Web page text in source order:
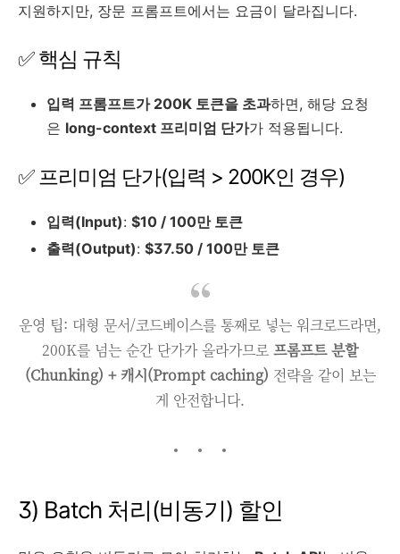
지원하지만, 장문 프롬프트에서는 요금이 달라집니다.
✅ 핵심 규칙
입력 프롬프트가 200K 토큰을 초과하면, 해당 요청
은 long-context 프리미엄 단가가 적용됩니다.
✅ 프리미엄 단가(입력 > 200K인 경우)
입력(Input): $10 / 100만 토큰
출력(Output): $37.50 / 100만 토큰
운영 팁: 대형 문서/코드베이스를 통째로 넣는 워크로드라면,
200K를 넘는 순간 단가가 올라가므로 프롬프트 분할
(Chunking) + 캐시(Prompt caching) 전략을 같이 보는
게 안전합니다.
3) Batch 처리(비동기) 할인